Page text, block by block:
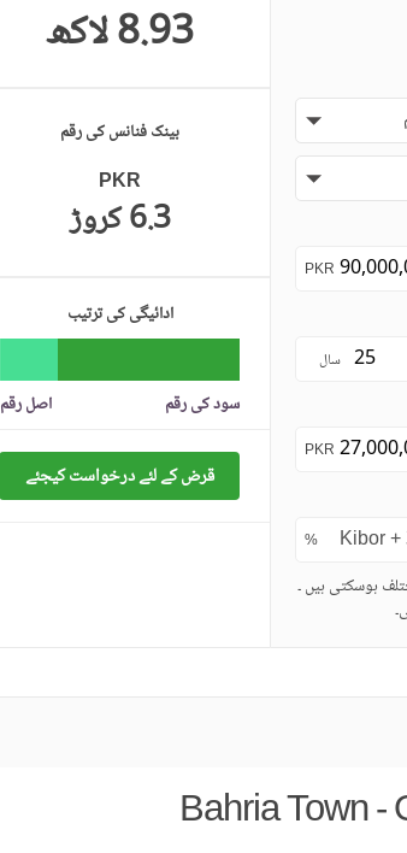
معذوروں کے لئے سہولیات
PKR
سال
PKR
%
ہوسکتی ہیں ۔
8.93 لاکھ
بینک فنانس کی رقم
PKR
6.3 کروڑ
ادائیگی کی ترتیب
سود کی رقم اصل رقم
قرض کے لئے درخواست کیجئے
Bahria Town